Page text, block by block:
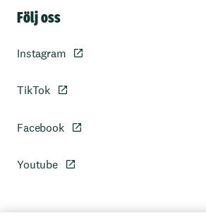
Följ oss
Instagram
TikTok
Facebook
Youtube